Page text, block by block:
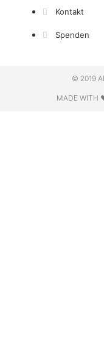
Kontakt
Spenden
© 2019
MADE WITH